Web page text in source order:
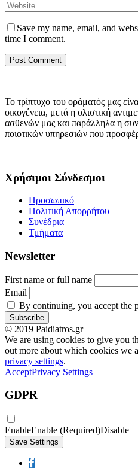
Save my name, email, and
time I comment.
Το τρίπτυχο του οράματός μας
οικογένεια, μετά η ολιστική
ασθενών μας και παράλληλα η
ποιοτικών υπηρεσιών που
Χρήσιμοι Σύνδεσμοι
Προσωπικό
Πολιτική Απορρήτου
Συνέδρια
Τμήματα
Newsletter
First name or full name
Email
By continuing, you accept the
© 2019 Paidiatros.gr
We are using cookies to give you
out more about which cookies we
privacy settings.
AcceptPrivacy Settings
GDPR
EnableEnable (Required)Disable